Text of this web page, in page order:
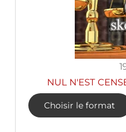
NUL N'EST
Choisir le format